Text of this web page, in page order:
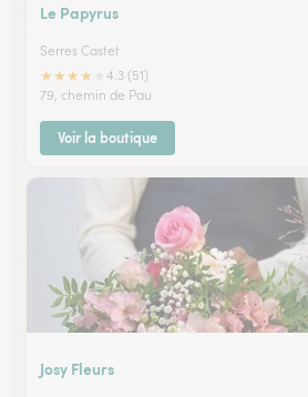
Le Papyrus
Serres Castet
★★★★
4.3 (51)
79, chemin de Pau
Voir la boutique
Josy Fleurs